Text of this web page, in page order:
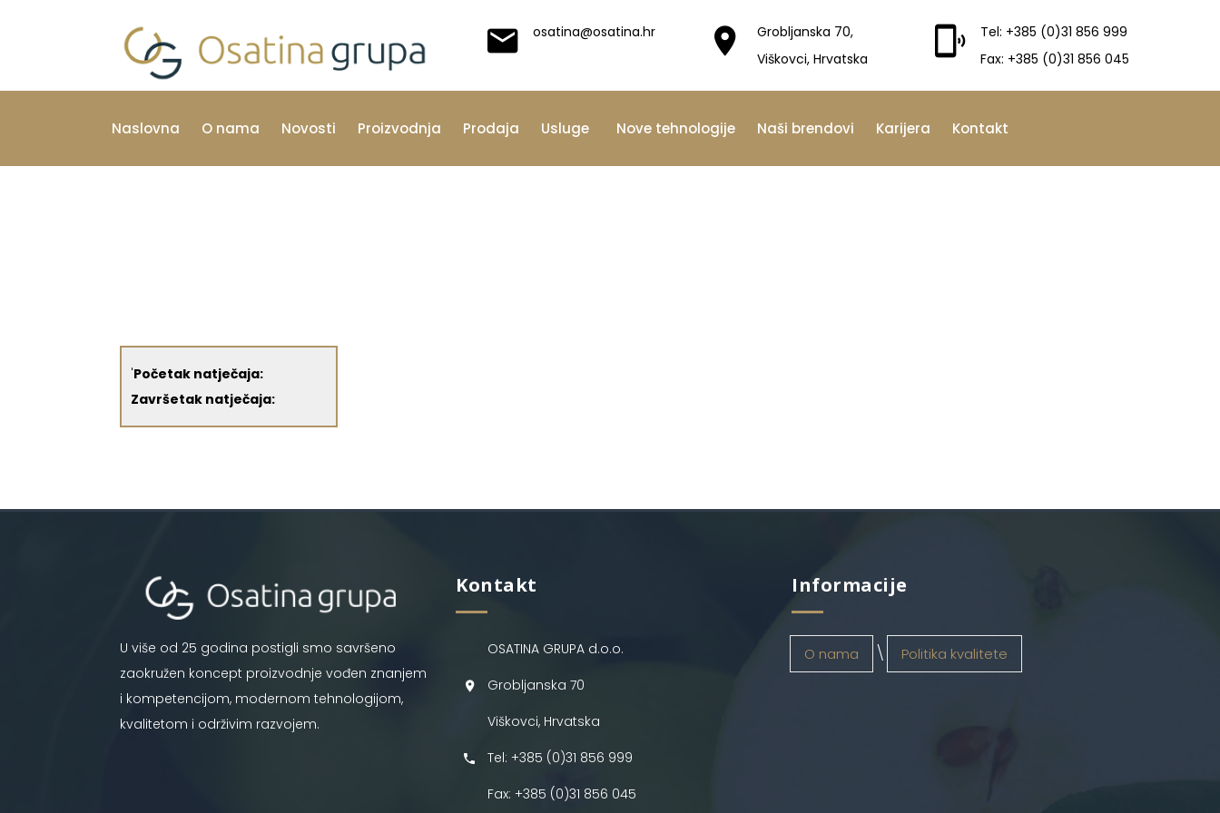
osatina@osatina.hr
Grobljanska 70,
Viškovci, Hrvatska
Tel: +385 (0)31 856 999
Fax: +385 (0)31 856 045
Naslovna O nama Novosti Proizvodnja Prodaja Usluge Nove tehnologije Naši brendovi Karijera Kontakt
'Početak natječaja:
Završetak natječaja:
U više od 25 godina postigli smo savršeno
zaokružen koncept proizvodnje vođen znanjem
i kompetencijom, modernom tehnologijom,
kvalitetom i održivim razvojem.
Kontakt
OSATINA GRUPA d.o.o.
Grobljanska 70
Viškovci, Hrvatska
Tel: +385 (0)31 856 999
Fax: +385 (0)31 856 045
Informacije
O nama Politika kvalitete